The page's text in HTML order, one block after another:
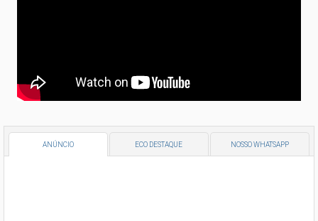
ANÚNCIO ECO DESTAQUE NOSSO WHATSAPP